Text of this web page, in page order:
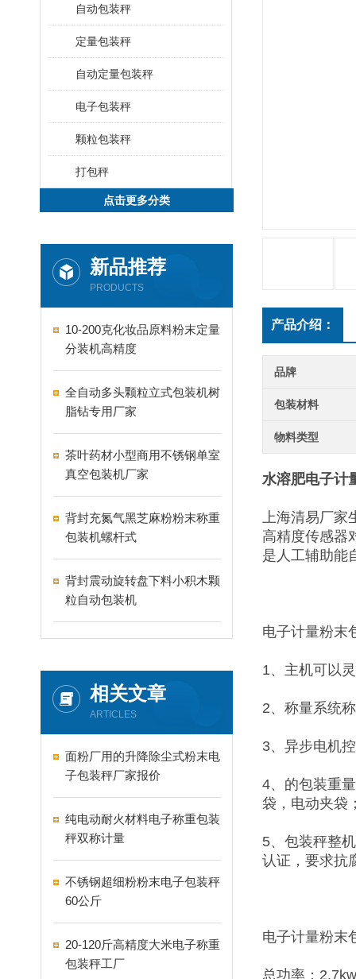
自动包装秤
定量包装秤
自动定量包装秤
电子包装秤
颗粒包装秤
打包秤
点击更多分类
新品推荐
PRODUCTS
10-200克化妆品原料粉末定量
分装机高精度
全自动多头颗粒立式包装机树
脂钻专用厂家
茶叶药材小型商用不锈钢单室
真空包装机厂家
背封充氮气黑芝麻粉粉末称重
包装机螺杆式
背封震动旋转盘下料小积木颗
粒自动包装机
相关文章
ARTICLES
面粉厂用的升降除尘式粉末电
子包装秤厂家报价
纯电动耐火材料电子称重包装
秤双称计量
不锈钢超细粉粉末电子包装秤
60公斤
20-120斤高精度大米电子称重
包装秤工厂
产品介绍：
品牌
包装材料
物料类型
水溶肥电子计
上海清易厂家
高精度传感器
是人工辅助能
电子计量粉末
1、主机可以
2、称量系统
3、异步电机
4、的包装重
袋，电动夹袋
5、包装秤整
认证，要求抗
电子计量粉末
总功率：2.7kw